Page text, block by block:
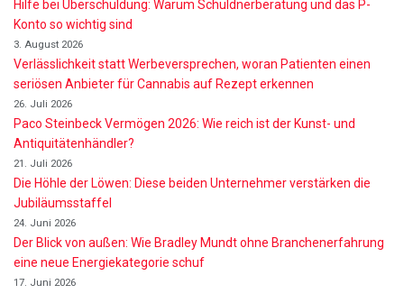
Hilfe bei Überschuldung: Warum Schuldnerberatung und das P-
Konto so wichtig sind
3. August 2026
Verlässlichkeit statt Werbeversprechen, woran Patienten einen
seriösen Anbieter für Cannabis auf Rezept erkennen
26. Juli 2026
Paco Steinbeck Vermögen 2026: Wie reich ist der Kunst- und
Antiquitätenhändler?
21. Juli 2026
Die Höhle der Löwen: Diese beiden Unternehmer verstärken die
Jubiläumsstaffel
24. Juni 2026
Der Blick von außen: Wie Bradley Mundt ohne Branchenerfahrung
eine neue Energiekategorie schuf
17. Juni 2026